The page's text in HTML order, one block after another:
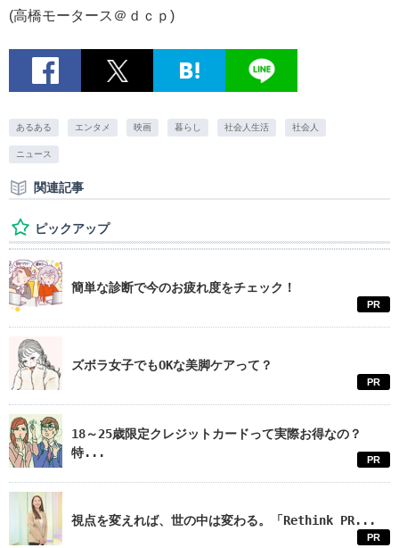
(高橋モータース＠ｄｃｐ)
あるある エンタメ 映画 暮らし 社会人生活 社会人
ニュース
関連記事
ピックアップ
簡単な診断で今のお疲れ度をチェック！
PR
ズボラ女子でもOKな美脚ケアって？
PR
18～25歳限定クレジットカードって実際お得なの？
特...
PR
視点を変えれば、世の中は変わる。「Rethink PR...
PR